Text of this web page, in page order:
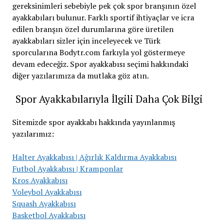
gereksinimleri sebebiyle pek çok spor branşının özel
ayakkabıları bulunur. Farklı sportif ihtiyaçlar ve icra
edilen branşın özel durumlarına göre üretilen
ayakkabıları sizler için inceleyecek ve Türk
sporcularına Bodytr.com farkıyla yol göstermeye
devam edeceğiz. Spor ayakkabısı seçimi hakkındaki
diğer yazılarımıza da mutlaka göz atın.
Spor Ayakkabılarıyla İlgili Daha Çok Bilgi
Sitemizde spor ayakkabı hakkında yayınlanmış
yazılarımız:
Halter Ayakkabısı | Ağırlık Kaldırma Ayakkabısı
Futbol Ayakkabısı | Kramponlar
Kros Ayakkabısı
Voleybol Ayakkabısı
Squash Ayakkabısı
Basketbol Ayakkabısı